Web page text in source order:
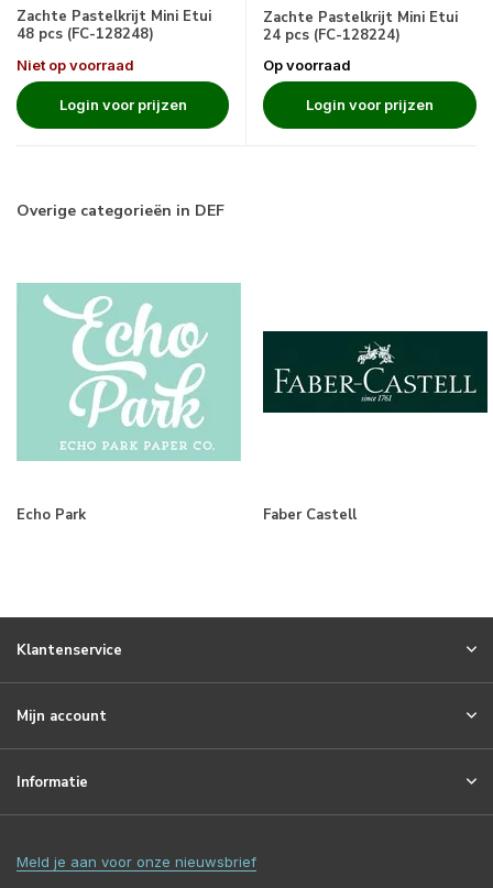
Zachte Pastelkrijt Mini Etui
48 pcs (FC-128248)
Niet op voorraad
Login voor prijzen
Zachte Pastelkrijt Mini Etui
24 pcs (FC-128224)
Op voorraad
Login voor prijzen
Overige categorieën in DEF
Echo Park Faber Castell
Klantenservice
Mijn account
Informatie
Meld je aan voor onze nieuwsbrief